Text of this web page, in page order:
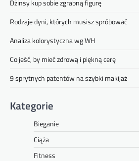
Dżinsy kup sobie zgrabną figurę
Rodzaje dyni, których musisz spróbować
Analiza kolorystyczna wg WH
Co jeść, by mieć zdrową i piękną cerę
9 sprytnych patentów na szybki makijaż
Kategorie
Bieganie
Ciąża
Fitness